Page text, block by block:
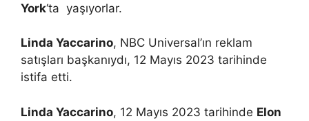
York‘ta yaşıyorlar.
Linda Yaccarino, NBC Universal’ın reklam
satışları başkanıydı, 12 Mayıs 2023 tarihinde
istifa etti.
Linda Yaccarino, 12 Mayıs 2023 tarihinde Elon